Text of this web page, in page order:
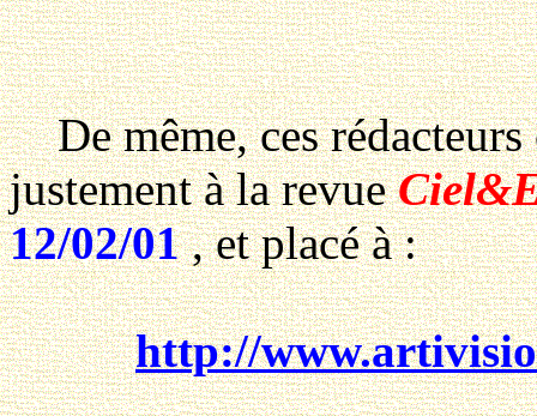
De même, ces rédacteurs
justement à la revue
12/02/01, et placé à :
http://